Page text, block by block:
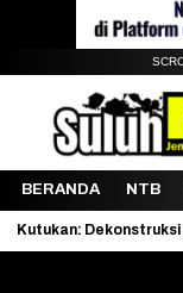
BERANDA NTB
Mitos Guru